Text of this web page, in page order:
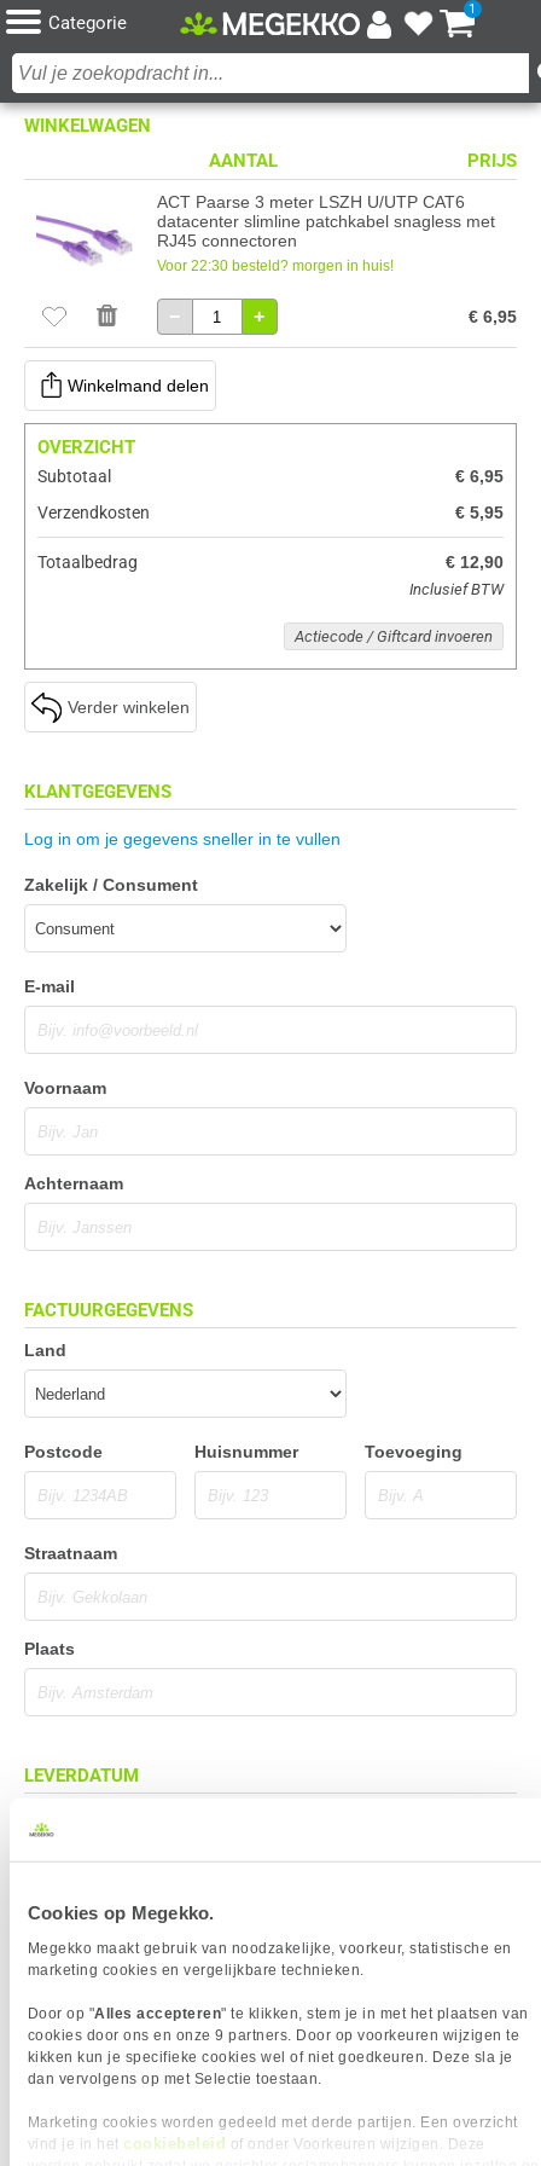
Cookies op Megekko.
Megekko maakt gebruik van noodzakelijke, voorkeur, statistische en
marketing cookies en vergelijkbare technieken.
Door op "Alles accepteren" te klikken, stem je in met het plaatsen van
cookies door ons en onze 9 partners. Door op voorkeuren wijzigen te
kikken kun je specifieke cookies wel of niet goedkeuren. Deze sla je
dan vervolgens op met Selectie toestaan.
Marketing cookies worden gedeeld met derde partijen. Een overzicht
vind je in het cookiebeleid of onder Voorkeuren wijzigen. Deze
Categorie
1
WINKELWAGEN
AANTAL
PRIJS
ACT Paarse 3 meter LSZH U/UTP CAT6
datacenter slimline patchkabel snagless met
RJ45 connectoren
Voor 22:30 besteld? morgen in huis!
− + € 6,95
Winkelmand delen
Verder winkelen
OVERZICHT
Subtotaal
€ 6,95
Verzendkosten
€ 5,95
Totaalbedrag € 12,90
Inclusief BTW
Actiecode / Giftcard invoeren
KLANTGEGEVENS
Log in om je gegevens sneller in te vullen
Zakelijk / Consument
E-mail
Voornaam
Achternaam
FACTUURGEGEVENS
Land
Postcode Huisnummer Toevoeging
Straatnaam
Plaats
LEVERDATUM
BEZORGADRES
Bezorgadres is gelijk aan factuuradres
Afhalen op PostNL afhaalpunt
Afhalen in Megekko Shop te Breda